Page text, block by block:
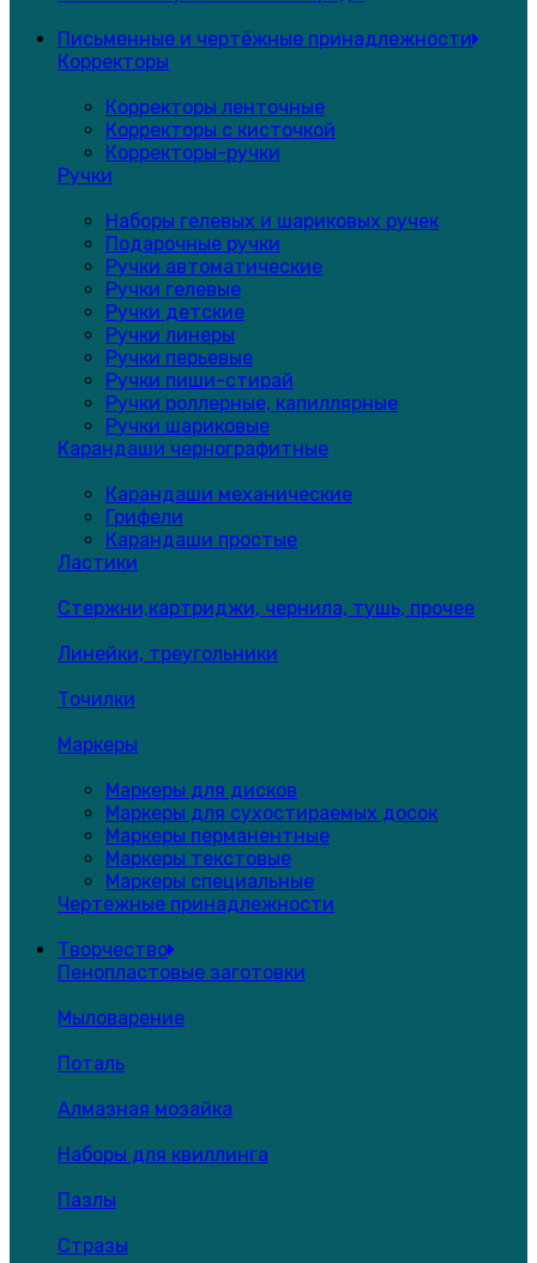
Письменные и чертёжные принадлежности
Корректоры
Корректоры ленточные
Корректоры с кисточкой
Корректоры-ручки
Ручки
Наборы гелевых и шариковых ручек
Подарочные ручки
Ручки автоматические
Ручки гелевые
Ручки детские
Ручки линеры
Ручки перьевые
Ручки пиши-стирай
Ручки роллерные, капиллярные
Ручки шариковые
Карандаши чернографитные
Карандаши механические
Грифели
Карандаши простые
Ластики
Стержни,картриджи, чернила, тушь, прочее
Линейки, треугольники
Точилки
Маркеры
Маркеры для дисков
Маркеры для сухостираемых досок
Маркеры перманентные
Маркеры текстовые
Маркеры специальные
Чертежные принадлежности
Творчество
Пенопластовые заготовки
Мыловарение
Поталь
Алмазная мозайка
Наборы для квиллинга
Пазлы
Стразы